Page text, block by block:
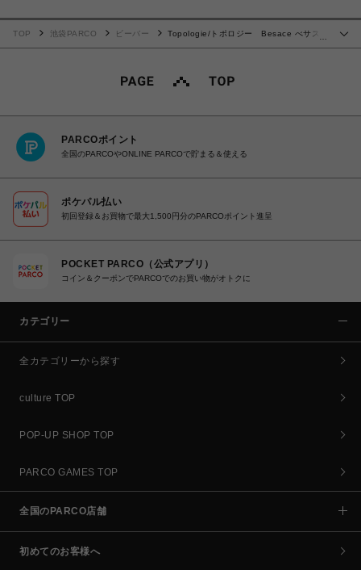
TOP 池袋PARCO ビーバー
Topologie/トポロジー Besace べサス
PARCOポイント
全国のPARCOやONLINE PARCOで貯まる＆使える
ポケパル払い
初回登録＆お買物で最大1,500円分のPARCOポイント進呈
POCKET PARCO（公式アプリ）
コイン＆クーポンでPARCOでのお買い物がオトクに
カテゴリー
全カテゴリーから探す
culture TOP
POP-UP SHOP TOP
PARCO GAMES TOP
全国のPARCO店舗
初めてのお客様へ